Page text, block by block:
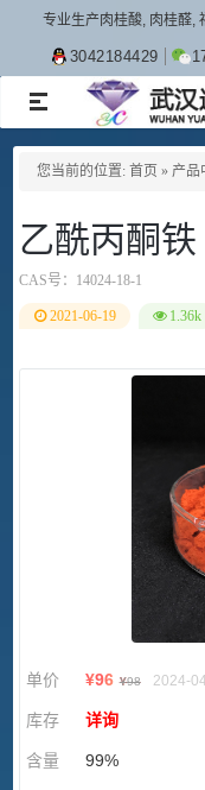
专业生产肉桂酸, 肉桂醛,
3042184429
TOGGLE
NAVIGATION
您当前的位置: 首页 » 产品
乙酰丙酮铁
CAS号： 14024-18-1
2021-06-19 1.36k
单价 ¥96 ¥98 2024-
库存 详询
含量 99%